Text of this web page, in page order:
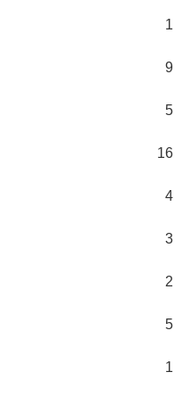
1
9
5
16
4
3
2
5
1